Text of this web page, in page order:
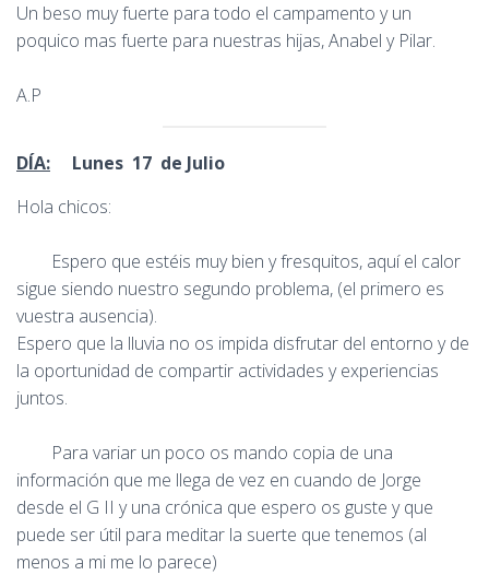
Un beso muy fuerte para todo el campamento y un
poquico mas fuerte para nuestras hijas, Anabel y Pilar.
A.P
DÍA: Lunes 17 de Julio
Hola chicos:
Espero que estéis muy bien y fresquitos, aquí el calor
sigue siendo nuestro segundo problema, (el primero es
vuestra ausencia).
Espero que la lluvia no os impida disfrutar del entorno y de
la oportunidad de compartir actividades y experiencias
juntos.
Para variar un poco os mando copia de una
información que me llega de vez en cuando de Jorge
desde el G II y una crónica que espero os guste y que
puede ser útil para meditar la suerte que tenemos (al
menos a mi me lo parece)